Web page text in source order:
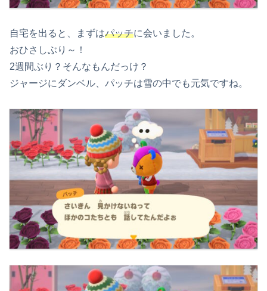
自宅を出ると、まずはパッチに会いました。
おひさしぶり～！
2週間ぶり？そんなもんだっけ？
ジャージにダンベル、パッチは雪の中でも元気ですね。